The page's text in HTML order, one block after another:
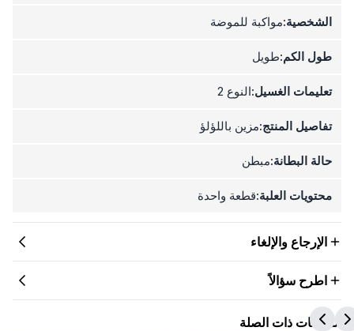
الشخصية:مواكبة للموضة
طول الكم:طويل
تعليمات الغسيل:النوع 2
تفاصيل المنتج:مزين باللؤلؤ
حالة البطانة:مبطن
محتويات العلبة:قطعة واحدة
الإرجاع والإلغاء
اطرح سؤالاً
المنتجات ذات الصلة